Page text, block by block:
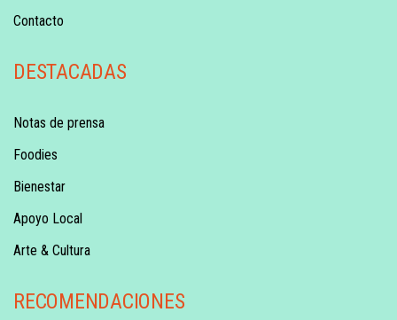
Contacto
DESTACADAS
Notas de prensa
Foodies
Bienestar
Apoyo Local
Arte & Cultura
RECOMENDACIONES